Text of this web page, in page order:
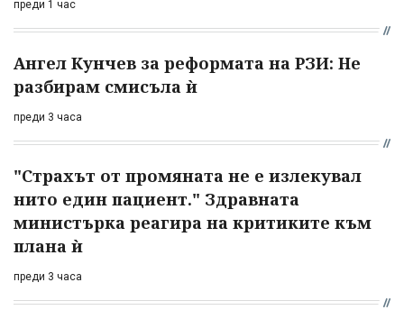
преди 1 час
Ангел Кунчев за реформата на РЗИ: Не
разбирам смисъла ѝ
преди 3 часа
"Страхът от промяната не е излекувал
нито един пациент." Здравната
министърка реагира на критиките към
плана ѝ
преди 3 часа